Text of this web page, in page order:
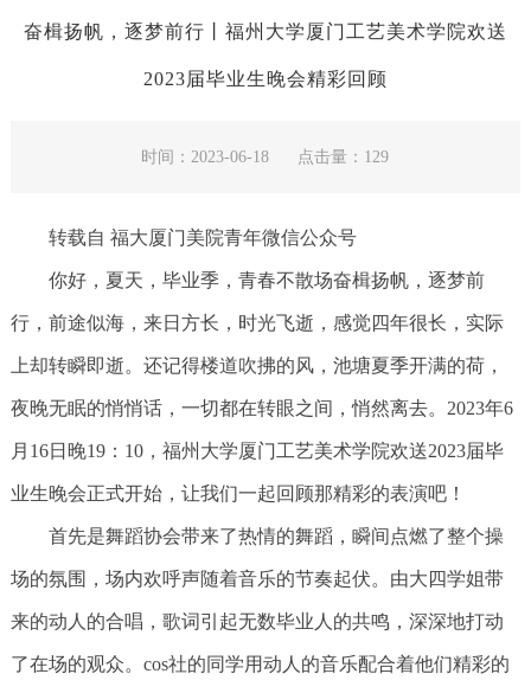
奋楫扬帆，逐梦前行丨福州大学厦门工艺美术学院欢送
2023届毕业生晚会精彩回顾
时间：2023-06-18 点击量： 129
转载自 福大厦门美院青年微信公众号
你好，夏天，毕业季，青春不散场奋楫扬帆，逐梦前
行，前途似海，来日方长，时光飞逝，感觉四年很长，实际
上却转瞬即逝。还记得楼道吹拂的风，池塘夏季开满的荷，
夜晚无眠的悄悄话，一切都在转眼之间，悄然离去。2023年6
月16日晚19：10，福州大学厦门工艺美术学院欢送2023届毕
业生晚会正式开始，让我们一起回顾那精彩的表演吧！
首先是舞蹈协会带来了热情的舞蹈，瞬间点燃了整个操
场的氛围，场内欢呼声随着音乐的节奏起伏。由大四学姐带
来的动人的合唱，歌词引起无数毕业人的共鸣，深深地打动
了在场的观众。cos社的同学用动人的音乐配合着他们精彩的